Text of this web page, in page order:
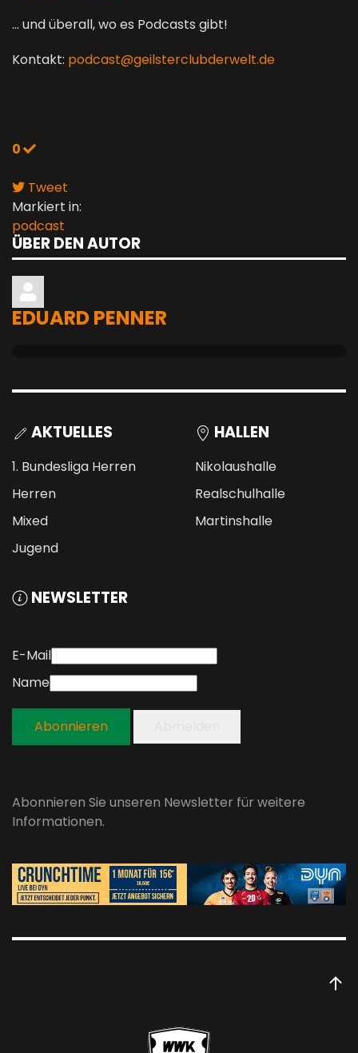
... und überall, wo es Podcasts gibt!
Kontakt: podcast@geilsterclubderwelt.de
0
Tweet
pinterest
Markiert in:
podcast
ÜBER DEN AUTOR
EDUARD PENNER
AKTUELLES
1. Bundesliga Herren
Herren
Mixed
Jugend
HALLEN
Nikolaushalle
Realschulhalle
Martinshalle
NEWSLETTER
E-Mail
Name
Abonnieren
Abonnieren Sie unseren Newsletter für weitere
Informationen.